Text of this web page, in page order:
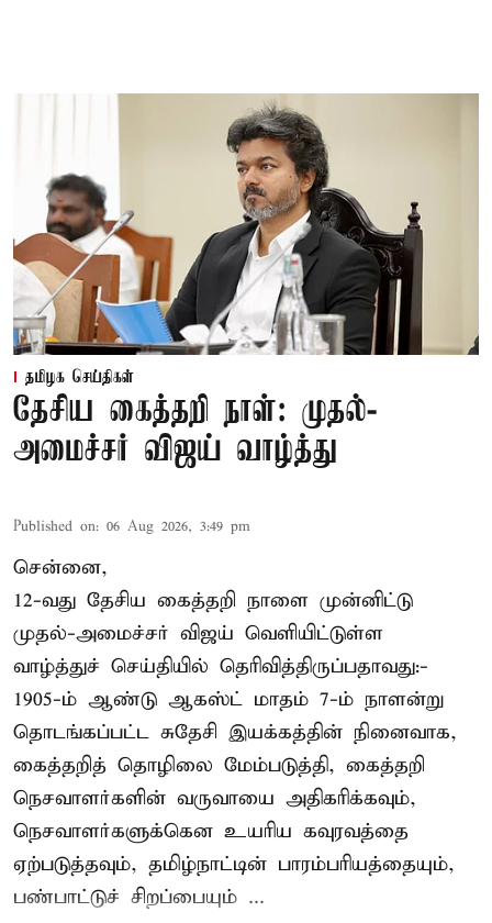
தமிழக செய்திகள்
தேசிய கைத்தறி நாள்: முதல்-
அமைச்சர் விஜய் வாழ்த்து
Published on: 06 Aug 2026, 3:49 pm
சென்னை,
12-வது தேசிய கைத்தறி நாளை முன்னிட்டு
முதல்-அமைச்சர் விஜய் வெளியிட்டுள்ள
வாழ்த்துச் செய்தியில் தெரிவித்திருப்பதாவது:-
1905-ம் ஆண்டு ஆகஸ்ட் மாதம் 7-ம் நாளன்று
தொடங்கப்பட்ட சுதேசி இயக்கத்தின் நினைவாக,
கைத்தறித் தொழிலை மேம்படுத்தி, கைத்தறி
நெசவாளர்களின் வருவாயை அதிகரிக்கவும்,
நெசவாளர்களுக்கென உயரிய கவுரவத்தை
ஏற்படுத்தவும், தமிழ்நாட்டின் பாரம்பரியத்தையும்,
பண்பாட்டுச் சிறப்பையும் ...